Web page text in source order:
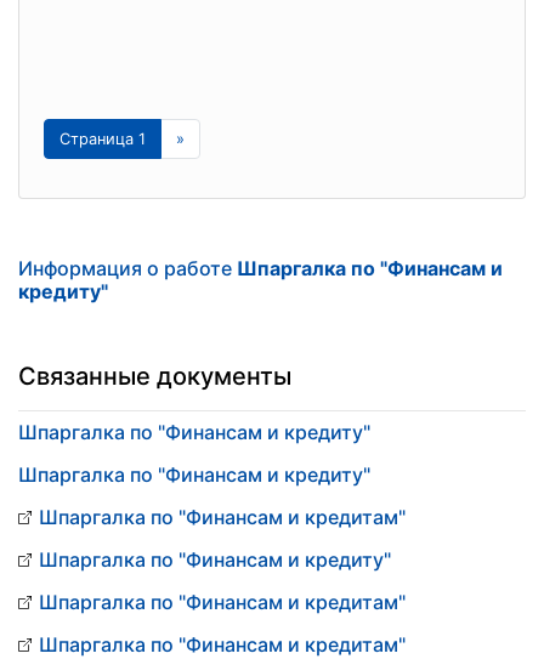
Страница 1 »
Информация о работе Шпаргалка по "Финансам и
кредиту"
Связанные документы
Шпаргалка по "Финансам и кредиту"
Шпаргалка по "Финансам и кредиту"
Шпаргалка по "Финансам и кредитам"
Шпаргалка по "Финансам и кредиту"
Шпаргалка по "Финансам и кредитам"
Шпаргалка по "Финансам и кредитам"